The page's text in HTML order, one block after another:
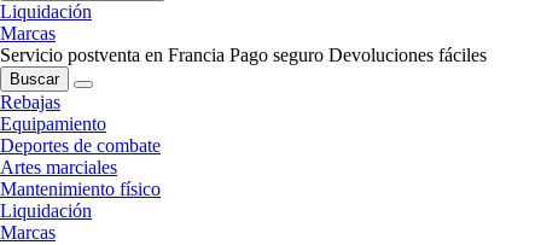
Liquidación
Marcas
Servicio postventa en Francia Pago seguro Devoluciones fáciles
Buscar
Rebajas
Equipamiento
Deportes de combate
Artes marciales
Mantenimiento físico
Liquidación
Marcas